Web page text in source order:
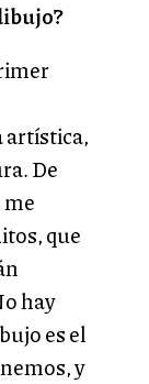
artística,
De
me
que
hay
es el
y